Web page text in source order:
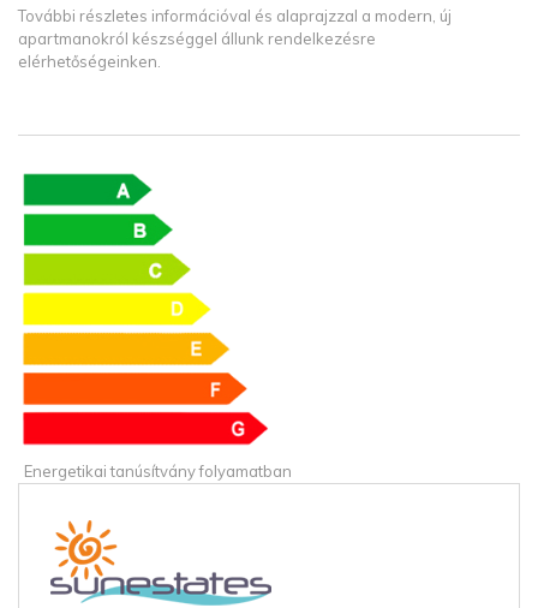
További részletes információval és alaprajzzal a modern, új
apartmanokról készséggel állunk rendelkezésre
elérhetőségeinken.
Energetikai tanúsítvány folyamatban